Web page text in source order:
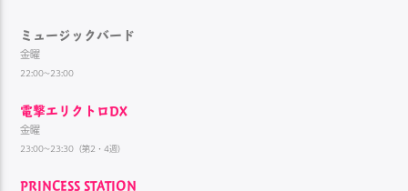
ミュージックバード
金曜
22:00~23:00
電撃エリクトロDX
金曜
23:00~23:30（第2・4週）
PRINCESS STATION